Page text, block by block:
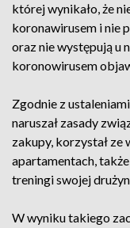
której wynikało, że
koronawirusem i nie
oraz nie występują u
koronowirusem
Zgodnie z
naruszał zasady
zakupy, korzystał
apartamentach,
treningi swojej
W wyniku takiego